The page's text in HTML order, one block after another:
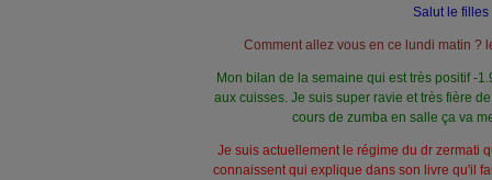
Salut le filles
Comment allez vous en ce lundi matin ?
Mon bilan de la semaine qui est très positif -
aux cuisses. Je suis super ravie et très fière
cours de zumba en salle ça va
Je suis actuellement le régime du dr zermati
connaissent qui explique dans son livre qu'il